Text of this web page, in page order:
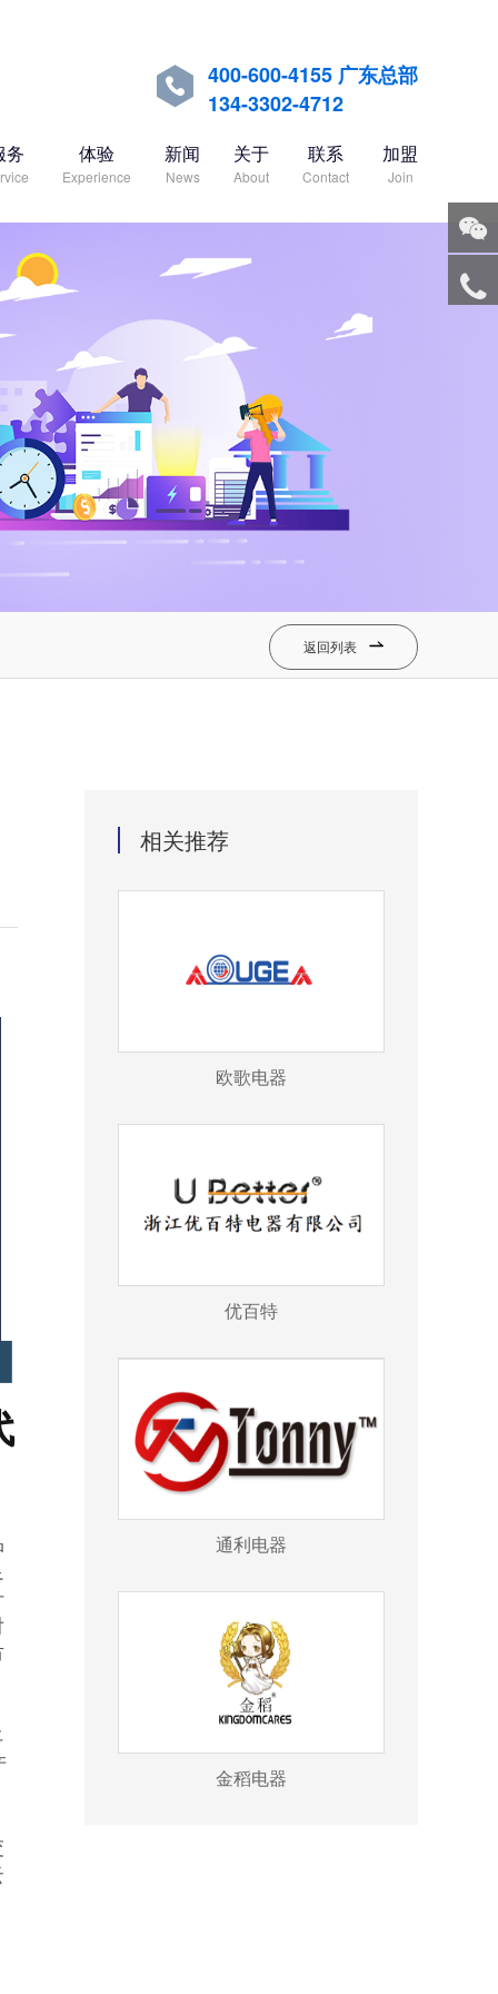

400-600-4155 广东总部
134-3302-4712
务 体验
Experience
新闻
News
关于
About
联系
Contact
加盟
Join
返回列表 
相关推荐
欧歌电器
优百特
通利电器
金稻电器
微信